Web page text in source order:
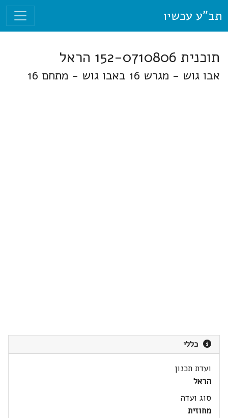
תב"ע עכשיו
תוכנית 152-0710806 הראל
אבו גוש - מגרש 16 באבו גוש - מתחם 16
כללי
ועדת תכנון
הראל
סוג ועדה
מחוזית